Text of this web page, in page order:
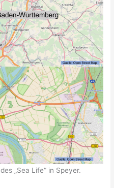
„Sea Life“ in Speyer.